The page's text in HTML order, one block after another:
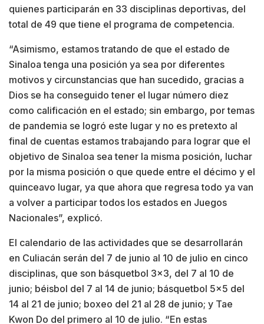
quienes participarán en 33 disciplinas deportivas, del
total de 49 que tiene el programa de competencia.
“Asimismo, estamos tratando de que el estado de
Sinaloa tenga una posición ya sea por diferentes
motivos y circunstancias que han sucedido, gracias a
Dios se ha conseguido tener el lugar número diez
como calificación en el estado; sin embargo, por temas
de pandemia se logró este lugar y no es pretexto al
final de cuentas estamos trabajando para lograr que el
objetivo de Sinaloa sea tener la misma posición, luchar
por la misma posición o que quede entre el décimo y el
quinceavo lugar, ya que ahora que regresa todo ya van
a volver a participar todos los estados en Juegos
Nacionales”, explicó.
El calendario de las actividades que se desarrollarán
en Culiacán serán del 7 de junio al 10 de julio en cinco
disciplinas, que son básquetbol 3×3, del 7 al 10 de
junio; béisbol del 7 al 14 de junio; básquetbol 5×5 del
14 al 21 de junio; boxeo del 21 al 28 de junio; y Tae
Kwon Do del primero al 10 de julio. “En estas